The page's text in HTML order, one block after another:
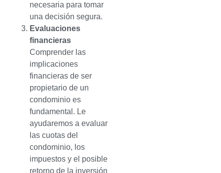
necesaria para tomar
una decisión segura.
Evaluaciones
financieras
Comprender las
implicaciones
financieras de ser
propietario de un
condominio es
fundamental. Le
ayudaremos a evaluar
las cuotas del
condominio, los
impuestos y el posible
retorno de la inversión